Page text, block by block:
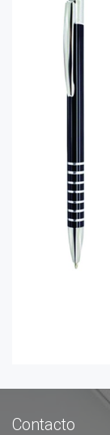
Contacto